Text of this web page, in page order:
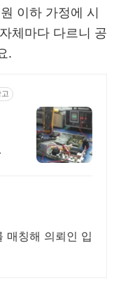
이하 가정에 시
체마다 다르니 공
.
매칭해 의뢰인 입